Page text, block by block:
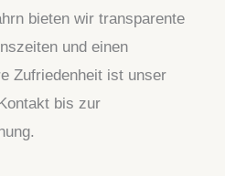
bieten wir transparente
und einen
Zufriedenheit ist unser
bis zur